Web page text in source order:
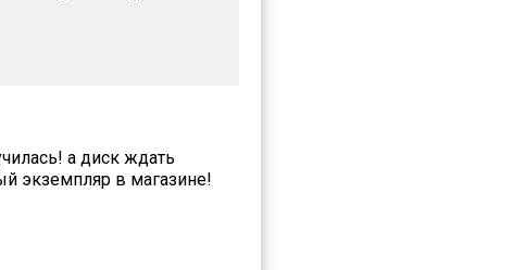
а диск ждать
экземпляр в магазине!